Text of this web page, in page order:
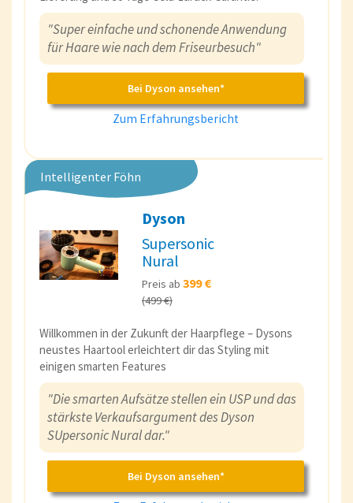
"Super einfache und schonende Anwendung
für Haare wie nach dem Friseurbesuch"
Bei Dyson ansehen*
Zum Erfahrungsbericht
Intelligenter Föhn
Dyson
Supersonic
Nural
Preis ab 399 €
(499 €)
Willkommen in der Zukunft der Haarpflege – Dysons
neustes Haartool erleichtert dir das Styling mit
einigen smarten Features
"Die smarten Aufsätze stellen ein USP und das
stärkste Verkaufsargument des Dyson
SUpersonic Nural dar."
Bei Dyson ansehen*